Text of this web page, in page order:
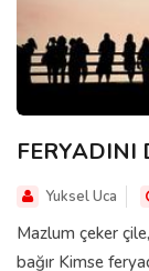
FERYADINI
Yuksel Uca
Mazlum çeker
bağır Kimse